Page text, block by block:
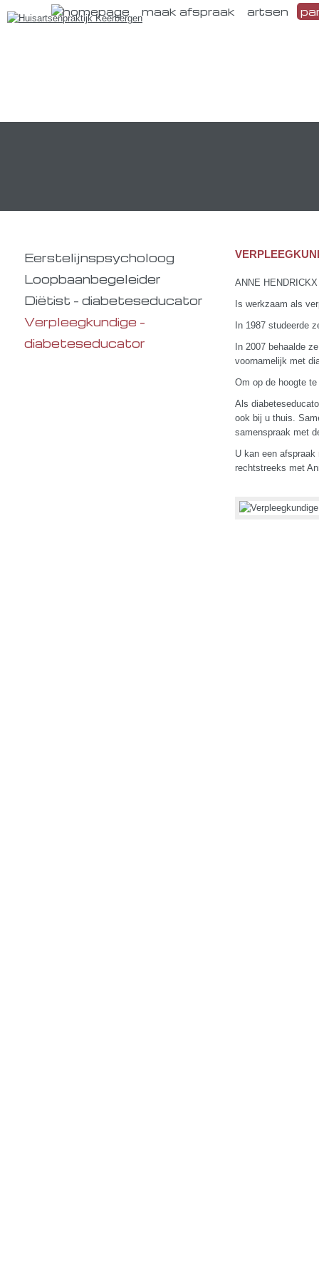
maak afspraak artsen
Eerstelijnspsycholoog
Loopbaanbegeleider
Diëtist - diabeteseducator
Verpleegkundige -
diabeteseducator
ANNE HENDRICKX
Is werkzaam als
In 1987 studeerde
In 2007 behaalde
voornamelijk met
Om op de hoogte
Als
ook bij u thuis.
samenspraak met
U kan een
rechtstreeks met